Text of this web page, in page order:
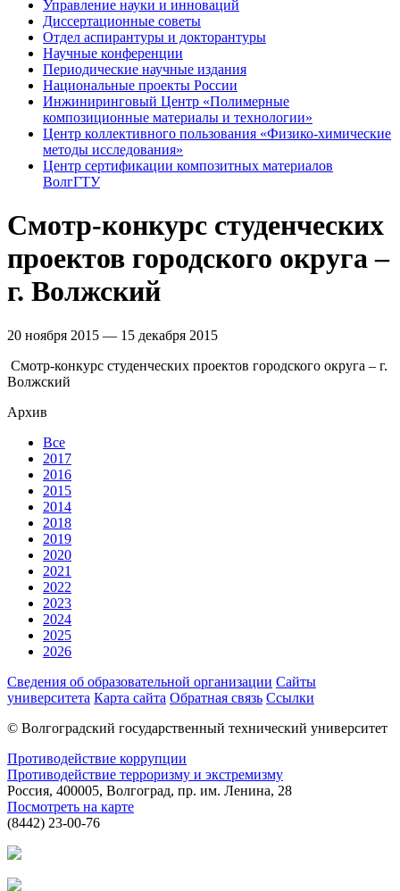
Управление науки и инноваций
Диссертационные советы
Отдел аспирантуры и докторантуры
Научные конференции
Периодические научные издания
Национальные проекты России
Инжиниринговый Центр «Полимерные
композиционные материалы и технологии»
Центр коллективного пользования «Физико-химические
методы исследования»
Центр сертификации композитных материалов
ВолгГТУ
Смотр-конкурс студенческих
проектов городского округа –
г. Волжский
20 ноября 2015 — 15 декабря 2015
Смотр-конкурс студенческих проектов городского округа – г.
Волжский
Архив
Все
2017
2016
2015
2014
2018
2019
2020
2021
2022
2023
2024
2025
2026
Сведения об образовательной организации Сайты
университета Карта сайта Обратная связь Ссылки
© Волгоградский государственный технический университет
Противодействие коррупции
Противодействие терроризму и экстремизму
Россия, 400005, Волгоград, пр. им. Ленина, 28
Посмотреть на карте
(8442) 23-00-76